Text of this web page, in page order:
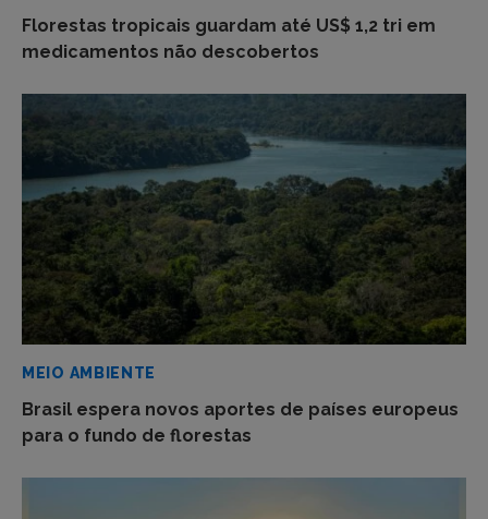
Florestas tropicais guardam até US$ 1,2 tri em
medicamentos não descobertos
MEIO AMBIENTE
Brasil espera novos aportes de países europeus
para o fundo de florestas